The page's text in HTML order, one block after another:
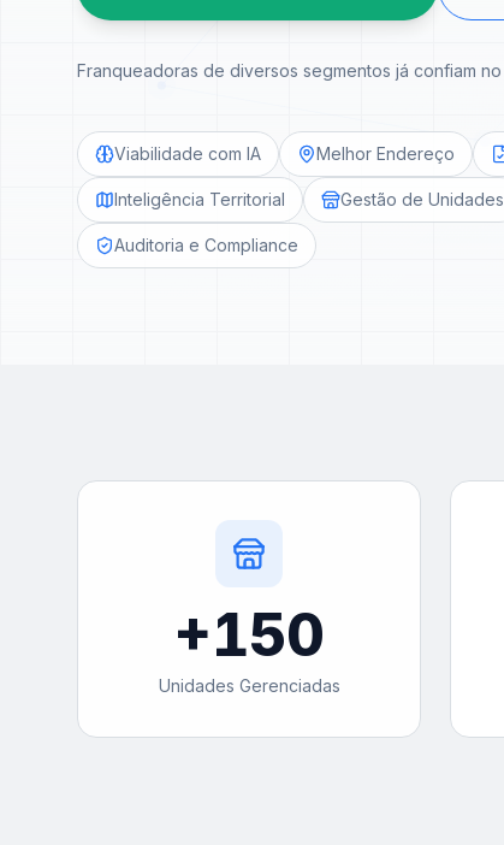
Franqueadoras de diversos segmentos já confiam no
Viabilidade com IA Melhor Endereço
Inteligência Territorial Gestão de Unidades
Auditoria e Compliance
+150
Unidades Gerenciadas